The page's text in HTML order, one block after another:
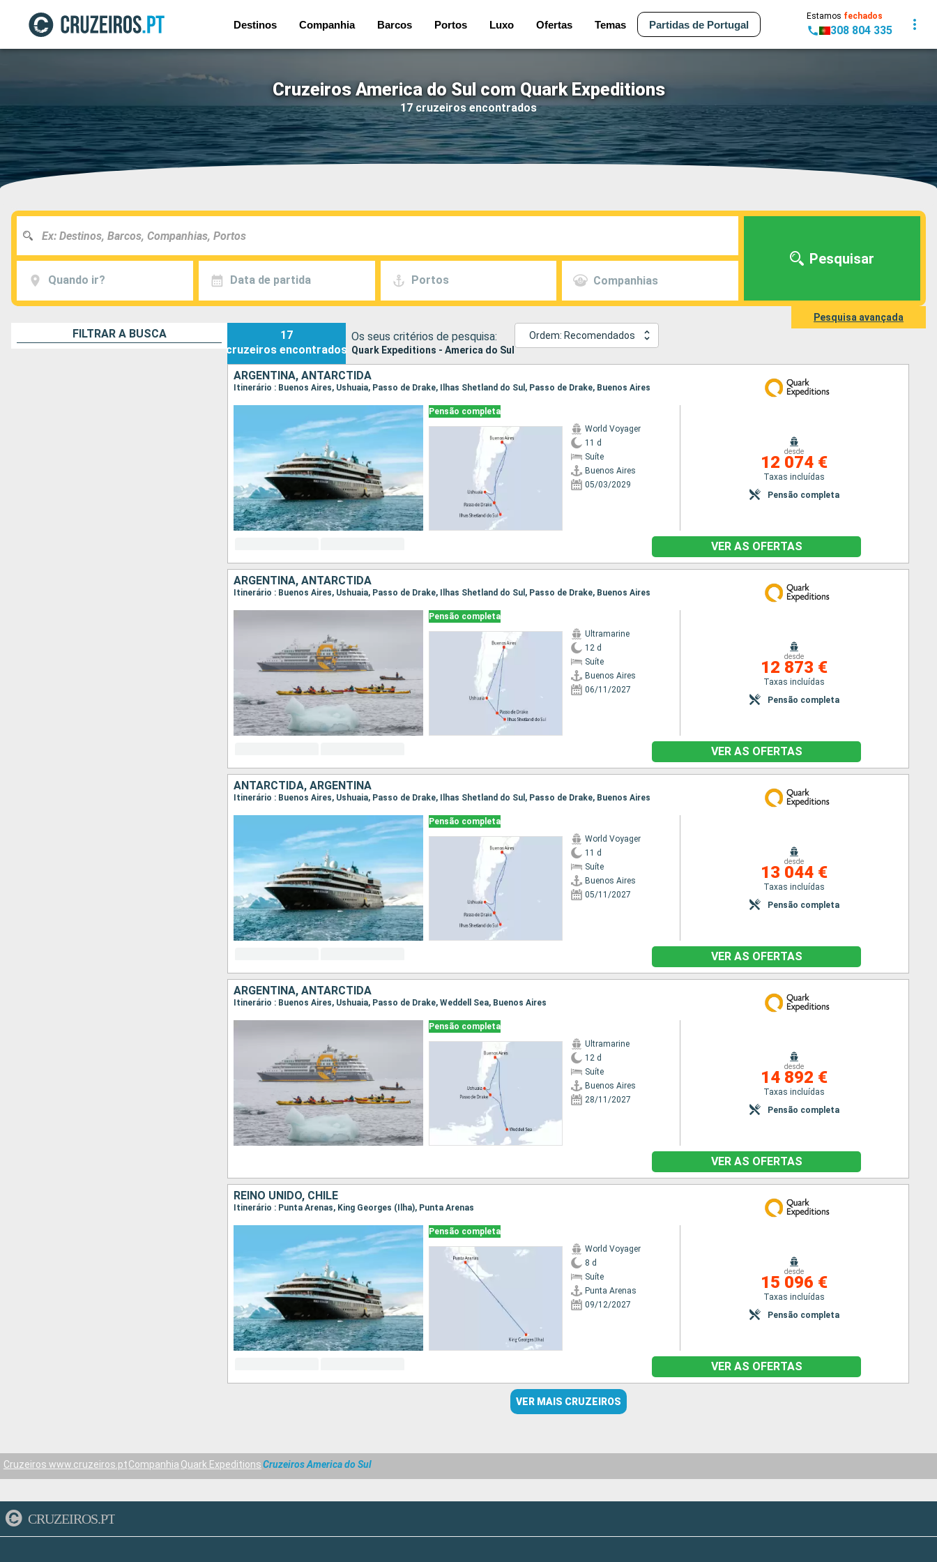
Destinos Companhia Barcos Portos Luxo Ofertas Temas Partidas de Portugal
Estamos fechados
308 804 335
Cruzeiros America do Sul com Quark Expeditions
17 cruzeiros encontrados
Quando ir? Data de partida Portos Companhias
Pesquisar
Pesquisa avançada
FILTRAR A BUSCA
17
cruzeiros encontrados
Os seus critérios de pesquisa:
Quark Expeditions - America do Sul
Ordem: Recomendados
ARGENTINA, ANTARCTIDA
Itinerário : Buenos Aires, Ushuaia, Passo de Drake, Ilhas Shetland do Sul, Passo de Drake, Buenos Aires
Pensão completa
World Voyager
11 d
Suíte
Buenos Aires
05/03/2029
desde
12 074 €
Taxas incluídas
Pensão completa
VER AS OFERTAS
ARGENTINA, ANTARCTIDA
Itinerário : Buenos Aires, Ushuaia, Passo de Drake, Ilhas Shetland do Sul, Passo de Drake, Buenos Aires
Pensão completa
Ultramarine
12 d
Suíte
Buenos Aires
06/11/2027
desde
12 873 €
Taxas incluídas
Pensão completa
VER AS OFERTAS
ANTARCTIDA, ARGENTINA
Itinerário : Buenos Aires, Ushuaia, Passo de Drake, Ilhas Shetland do Sul, Passo de Drake, Buenos Aires
Pensão completa
World Voyager
11 d
Suíte
Buenos Aires
05/11/2027
desde
13 044 €
Taxas incluídas
Pensão completa
VER AS OFERTAS
ARGENTINA, ANTARCTIDA
Itinerário : Buenos Aires, Ushuaia, Passo de Drake, Weddell Sea, Buenos Aires
Pensão completa
Ultramarine
12 d
Suíte
Buenos Aires
28/11/2027
desde
14 892 €
Taxas incluídas
Pensão completa
VER AS OFERTAS
REINO UNIDO, CHILE
Itinerário : Punta Arenas, King Georges (Ilha), Punta Arenas
Pensão completa
World Voyager
8 d
Suíte
Punta Arenas
09/12/2027
desde
15 096 €
Taxas incluídas
Pensão completa
VER AS OFERTAS
VER MAIS CRUZEIROS
Cruzeiros www.cruzeiros.ptCompanhia Quark ExpeditionsCruzeiros America do Sul
CRUZEIROS.PT